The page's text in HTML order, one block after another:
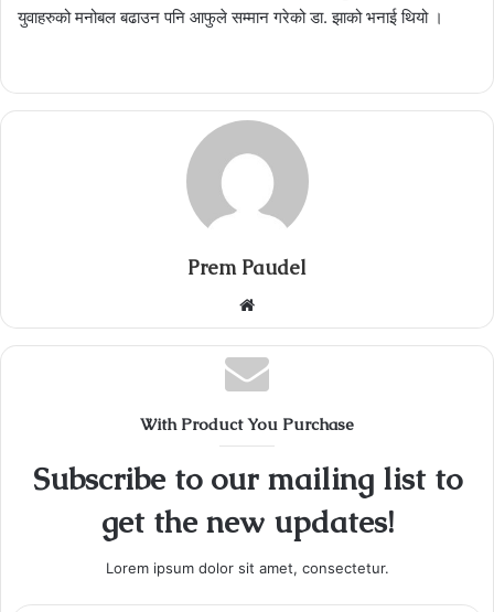
युवाहरुको मनोबल बढाउन पनि आफुले सम्मान गरेको डा. झाको भनाई थियो ।
Prem Paudel
Website
With Product You Purchase
Subscribe to our mailing list to
get the new updates!
Lorem ipsum dolor sit amet, consectetur.